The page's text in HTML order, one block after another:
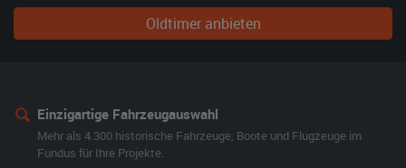
Oldtimer anbieten
Einzigartige Fahrzeugauswahl
Mehr als 4.300 historische Fahrzeuge, Boote und Flugzeuge im
Fundus für Ihre Projekte.